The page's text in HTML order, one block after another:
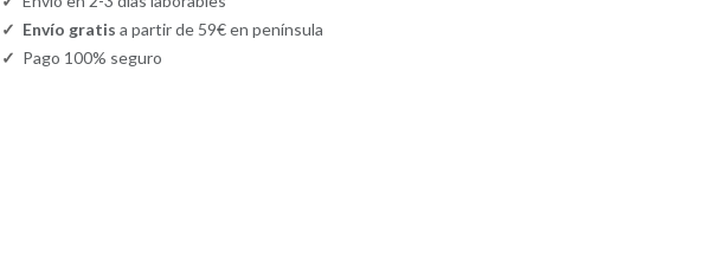
✓ Envío gratis a partir de 59€ en península
✓ Pago 100% seguro